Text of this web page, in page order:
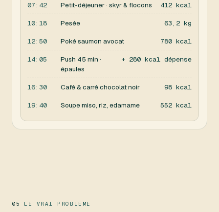
07:42 Petit-déjeuner · skyr & flocons 412 kcal
10:18 Pesée 63,2 kg
12:50 Poké saumon avocat 780 kcal
14:05
Push 45 min ·
épaules
+ 280 kcal dépense
16:30 Café & carré chocolat noir 98 kcal
19:40 Soupe miso, riz, edamame 552 kcal
05 LE VRAI PROBLÈME